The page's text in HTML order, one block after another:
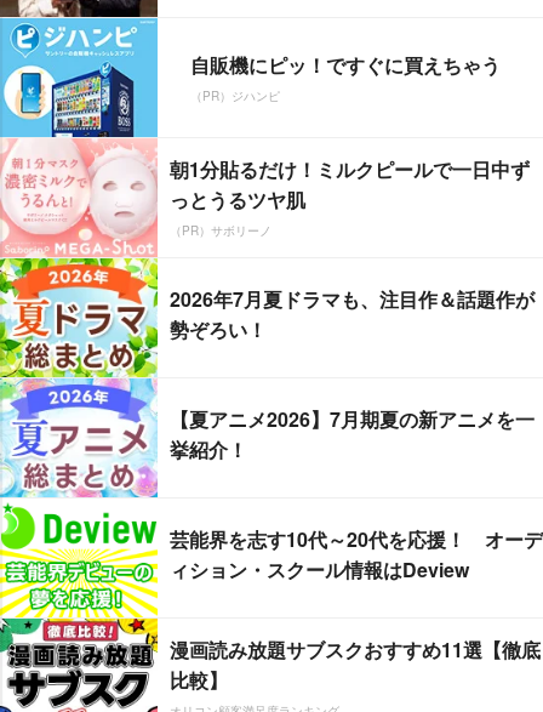
自販機にピッ！ですぐに買えちゃう
（PR）ジハンピ
朝1分貼るだけ！ミルクピールで一日中ず
っとうるツヤ肌
（PR）サボリーノ
2026年7月夏ドラマも、注目作＆話題作が
勢ぞろい！
【夏アニメ2026】7月期夏の新アニメを一
挙紹介！
芸能界を志す10代～20代を応援！ オーデ
ィション・スクール情報はDeview
漫画読み放題サブスクおすすめ11選【徹底
比較】